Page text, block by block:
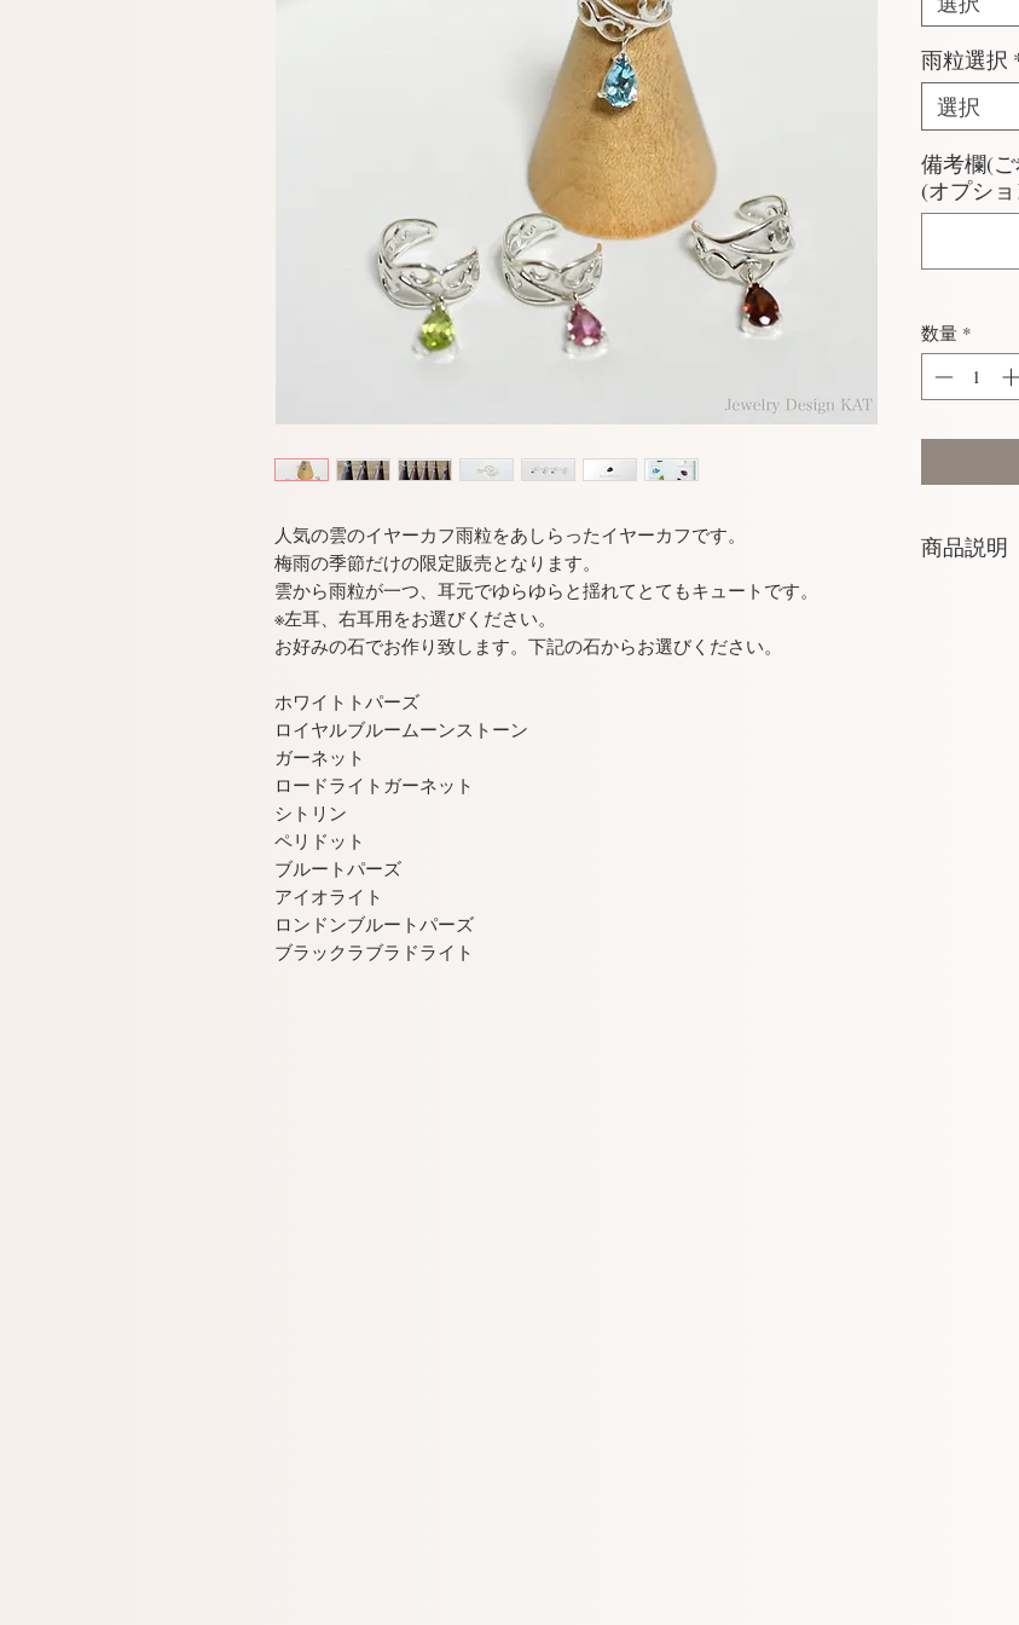
人気の雲のイヤーカフ雨粒をあしらったイヤーカフです。
梅雨の季節だけの限定販売となります。
雲から雨粒が一つ、耳元でゆらゆらと揺れてとてもキュートです。
※左耳、右耳用をお選びください。
お好みの石でお作り致します。下記の石からお選びください。
ホワイトトパーズ
ロイヤルブルームーンストーン
ガーネット
ロードライトガーネット
シトリン
ペリドット
ブルートパーズ
アイオライト
ロンドンブルートパーズ
ブラックラブラドライト
雨粒選択
選択
備考欄(
(オプシ
数量 *
商品説明